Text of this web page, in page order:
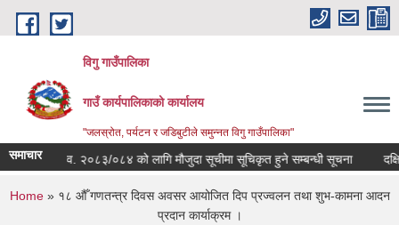
Skip to main content
विगु गाउँपालिका
गाउँ कार्यपालिकाको कार्यालय
"जलस्रोत, पर्यटन र जडिबुटीले समुन्नत विगु गाउँपालिका"
समाचारआ.व. २०८३/०८४ को लागि मौजुदा सूचीमा सूचिकृत हुने सम्बन्धी सूचना दक्षिण
You are here
Home» १८ औँ गणतन्त्र दिवस अवसर आयोजित दिप प्रज्वलन तथा शुभ-कामना आदन
प्रदान कार्याक्रम ।